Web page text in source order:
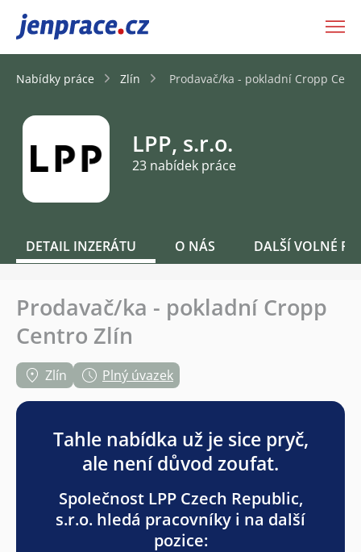
JenPráce.cz
Nabídky práce Zlín Prodavač/ka - pokladní Cropp
LPP, s.r.o.
23 nabídek práce
DETAIL INZERÁTU O NÁS DALŠÍ VOLNÉ
Prodavač/ka - pokladní Cropp
Centro Zlín
Zlín Plný úvazek
Tahle nabídka už je sice pryč,
ale není důvod zoufat.
Společnost LPP Czech Republic,
s.r.o. hledá pracovníky i na další
pozice: